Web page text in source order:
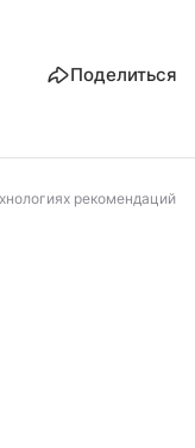
Поделиться
рекомендаций